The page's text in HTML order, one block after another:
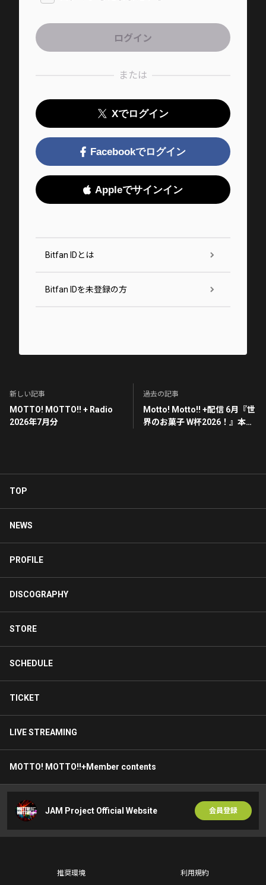
または
Xでログイン
Facebookでログイン
Appleでサインイン
Bitfan IDとは
Bitfan IDを未登録の方
新しい記事
MOTTO! MOTTO!! + Radio
2026年7月分
過去の記事
Motto! Motto!! +配信 6月『世
界のお菓子 W杯2026！』本日
TOP
NEWS
PROFILE
DISCOGRAPHY
STORE
SCHEDULE
TICKET
LIVE STREAMING
MOTTO! MOTTO!!+Member contents
JAM Project Official Website 会員登録
推奨環境 利用規約